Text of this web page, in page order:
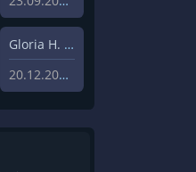
Gloria H. Manderfeld
20.12.2019